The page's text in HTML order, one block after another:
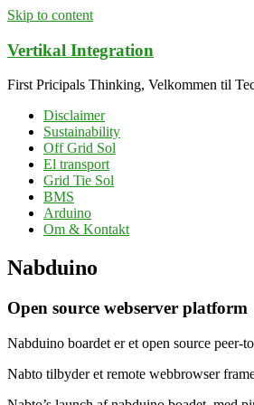
Skip to content
Vertikal Integration
First Pricipals Thinking, Velkommen til
Disclaimer
Sustainability
Off Grid Sol
El transport
Grid Tie Sol
BMS
Arduino
Om & Kontakt
Nabduino
Open source webserver platform
Nabduino boardet er et open source peer-
Nabto tilbyder et remote webbrowser